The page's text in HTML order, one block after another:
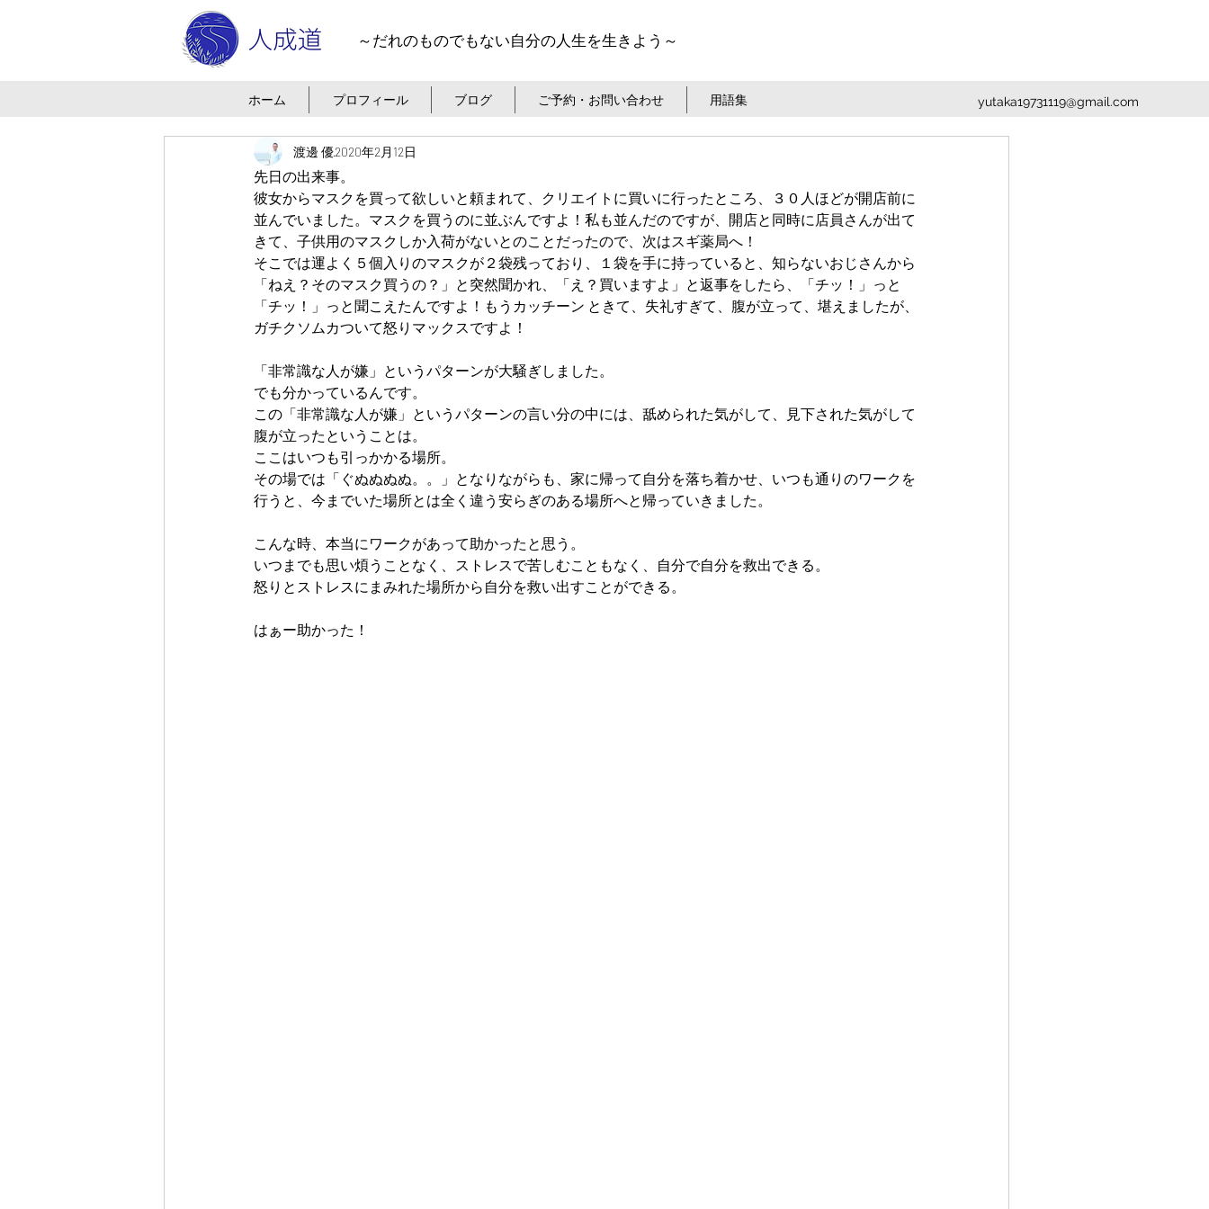
～だれのものでもない自分の人生を生きよう～
ホーム プロフィール ブログ ご予約・お問い合わせ 用語集 yutaka19731119@gmail.com
渡邊 優2020年2月12日
先日の出来事。
彼女からマスクを買って欲しいと頼まれて、クリエイトに買いに行ったところ、３０人ほどが開店前に
並んでいました。マスクを買うのに並ぶんですよ！私も並んだのですが、開店と同時に店員さんが出て
きて、子供用のマスクしか入荷がないとのことだったので、次はスギ薬局へ！
そこでは運よく５個入りのマスクが２袋残っており、１袋を手に持っていると、知らないおじさんから
「ねえ？そのマスク買うの？」と突然聞かれ、「え？買いますよ」と返事をしたら、「チッ！」っと
「チッ！」っと聞こえたんですよ！もうカッチーン ときて、失礼すぎて、腹が立って、堪えましたが、
ガチクソムカついて怒りマックスですよ！
「非常識な人が嫌」というパターンが大騒ぎしました。
でも分かっているんです。
この「非常識な人が嫌」というパターンの言い分の中には、舐められた気がして、見下された気がして
腹が立ったということは。
ここはいつも引っかかる場所。
その場では「ぐぬぬぬぬ。。」となりながらも、家に帰って自分を落ち着かせ、いつも通りのワークを
行うと、今までいた場所とは全く違う安らぎのある場所へと帰っていきました。
こんな時、本当にワークがあって助かったと思う。
いつまでも思い煩うことなく、ストレスで苦しむこともなく、自分で自分を救出できる。
怒りとストレスにまみれた場所から自分を救い出すことができる。
はぁー助かった！